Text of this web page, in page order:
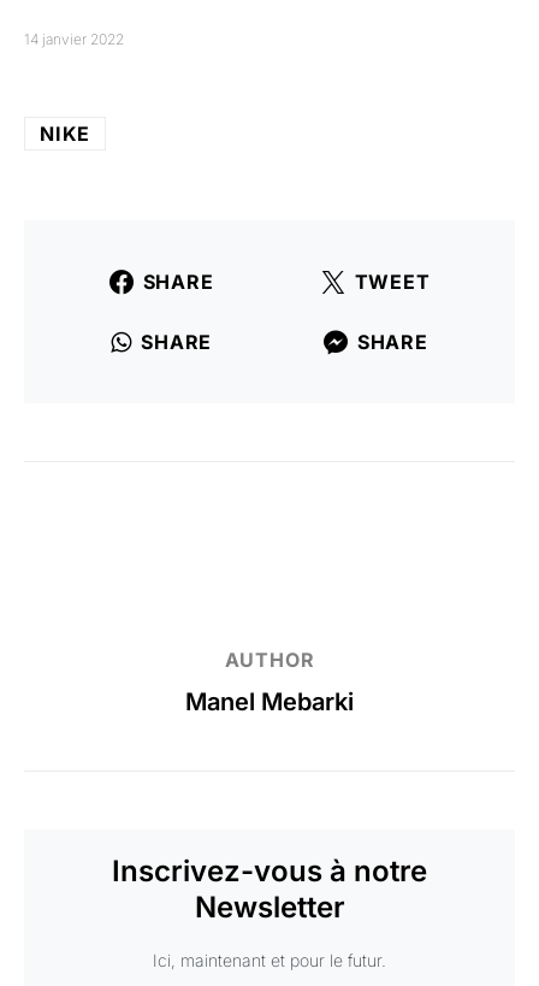
14 janvier 2022
NIKE
SHARE TWEET
SHARE SHARE
AUTHOR
Manel Mebarki
Inscrivez-vous à notre
Newsletter
Ici, maintenant et pour le futur.